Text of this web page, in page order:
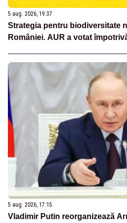
5 aug. 2026, 19:37
Strategia pentru biodiversitate
României. AUR a votat
5 aug. 2026, 17:15
Vladimir Putin reorganizează